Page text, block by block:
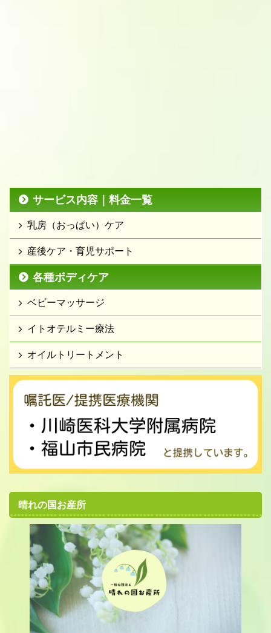
サービス内容｜料金一覧
乳房（おっぱい）ケア
産後ケア・育児サポート
各種ボディケア
ベビーマッサージ
イトオテルミー療法
オイルトリートメント
晴れの国お産所